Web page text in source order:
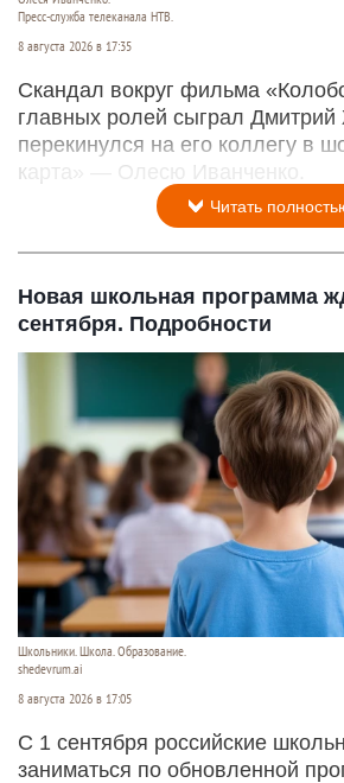
Пресс-служба телеканала НТВ.
8 августа 2026 в 17:35
Скандал вокруг фильма
главных ролей сыграл
перекинулся на его коллегу в
карта» — Олесю Иванченко.
Читать
Новая школьная программа
сентября. Подробности
Школьники. Школа. Образование.
shedevrum.ai
8 августа 2026 в 17:05
С 1 сентября российские
заниматься по обновленной